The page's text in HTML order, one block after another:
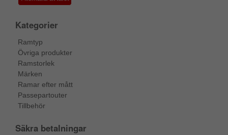
Kategorier
Ramtyp
Övriga produkter
Ramstorlek
Märken
Ramar efter mått
Passepartouter
Tillbehör
Säkra betalningar